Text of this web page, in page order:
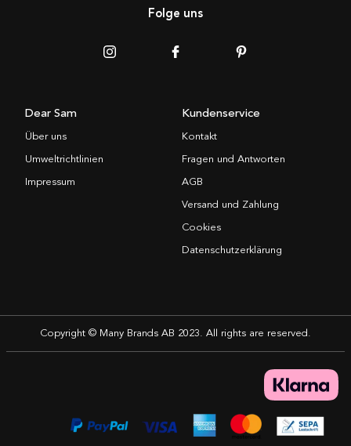
Folge uns
Dear Sam
Über uns
Umweltrichtlinien
Impressum
Kundenservice
Kontakt
Fragen und Antworten
AGB
Versand und Zahlung
Cookies
Datenschutzerklärung
Copyright © Many Brands AB 2023. All rights are reserved.